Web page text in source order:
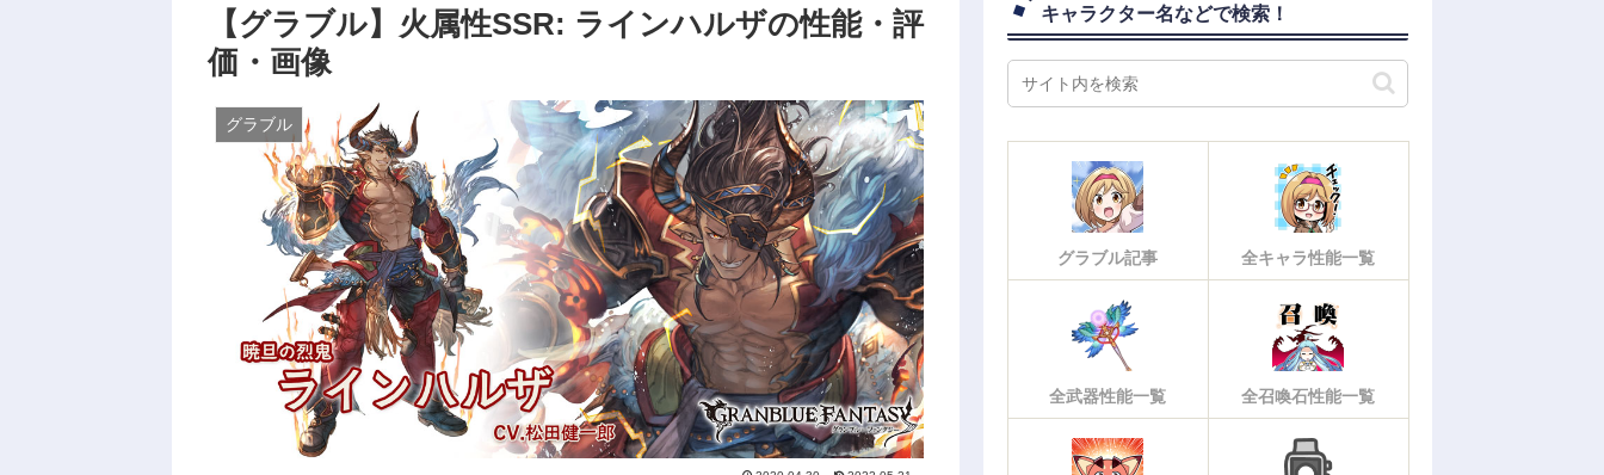
【グラブル】火属性SSR: ラインハルザの性能・評
価・画像
グラブル
キャラクター名などで検索！
グラブル記事 全キャラ性能一覧
全武器性能一覧 全召喚石性能一覧